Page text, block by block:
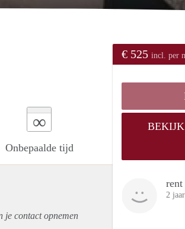
∞
Onbepaalde tijd
€ 525 incl. per
rent
2
je contact opnemen